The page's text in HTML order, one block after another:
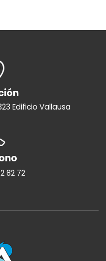
Edificio Vallausa
82 72